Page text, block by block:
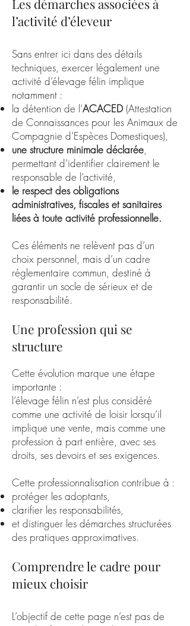
Les démarches associées à
l’activité d’éleveur
Sans entrer ici dans des détails
techniques, exercer légalement une
activité d’élevage félin implique
notamment :
la détention de l’ACACED(Attestation
de Connaissances pour les Animaux de
Compagnie d’Espèces Domestiques),
une structure minimale déclarée,
permettant d’identifier clairement le
responsable de l’activité,
le respect des obligations
administratives, fiscales et sanitaires
liées à toute activité professionnelle.
Ces éléments ne relèvent pas d’un
choix personnel, mais d’un cadre
réglementaire commun, destiné à
garantir un socle de sérieux et de
responsabilité.
Une profession qui se
structure
Cette évolution marque une étape
importante :
l’élevage félin n’est plus considéré
comme une activité de loisir lorsqu’il
implique une vente, mais comme une
profession à part entière, avec ses
droits, ses devoirs et ses exigences.
Cette professionnalisation contribue à :
protéger les adoptants,
clarifier les responsabilités,
et distinguer les démarches structurées
des pratiques approximatives.
Comprendre le cadre pour
mieux choisir
L’objectif de cette page n’est pas de